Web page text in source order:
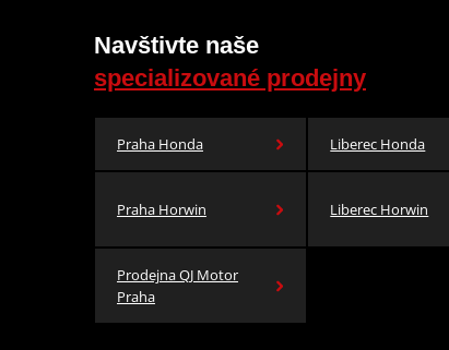
Navštivte naše
specializované prodejny
Praha Honda Liberec Honda
Praha Horwin Liberec Horwin
Prodejna QJ Motor
Praha